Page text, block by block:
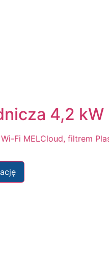
4,2 kW
MELCloud, filtrem